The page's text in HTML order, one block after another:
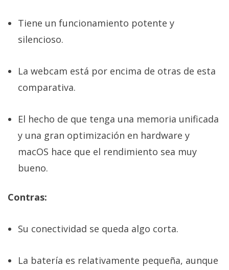
Tiene un funcionamiento potente y
silencioso.
La webcam está por encima de otras de esta
comparativa.
El hecho de que tenga una memoria unificada
y una gran optimización en hardware y
macOS hace que el rendimiento sea muy
bueno.
Contras:
Su conectividad se queda algo corta.
La batería es relativamente pequeña, aunque